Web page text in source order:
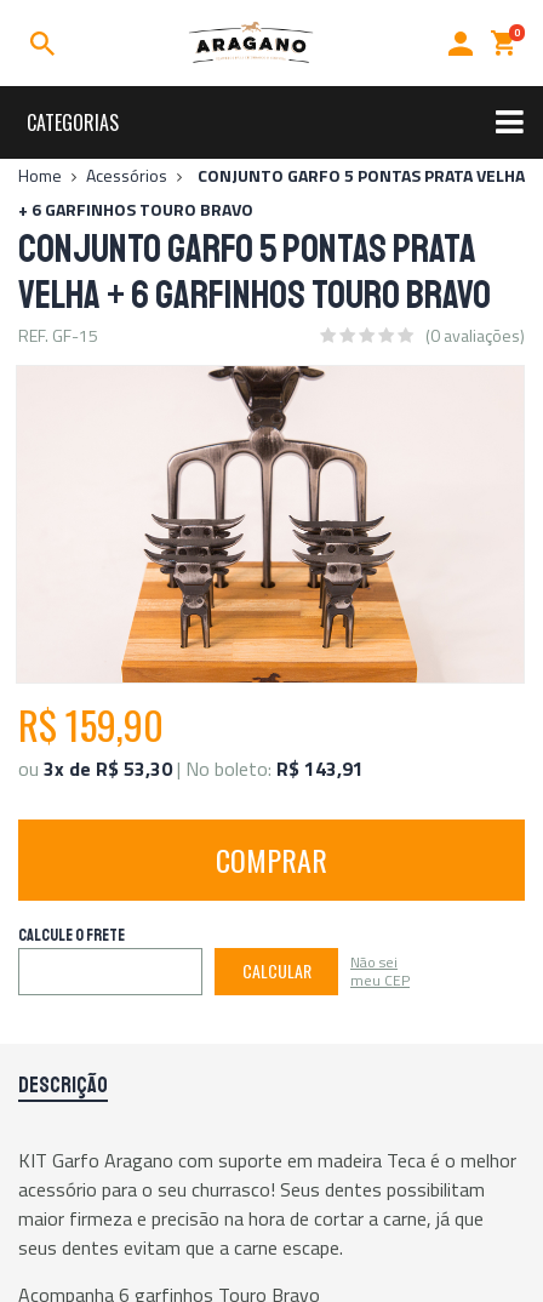
0
CATEGORIAS
Rally
Sal para Churrasco
Sal de Parilla Sal Grosso
Kits
Acessórios
Uso Diário
Home Acessórios
CONJUNTO GARFO 5 PONTAS PRATA VELHA
+ 6 GARFINHOS TOURO BRAVO
CONJUNTO GARFO 5 PONTAS PRATA
VELHA + 6 GARFINHOS TOURO BRAVO
REF. GF-15 (0 avaliações)
R$ 159,90
ou 3x de R$ 53,30| No boleto: R$ 143,91
COMPRAR
CALCULE O FRETE
CALCULAR Não sei
meu CEP
DESCRIÇÃO
KIT Garfo Aragano com suporte em madeira Teca é o melhor
acessório para o seu churrasco! Seus dentes possibilitam
maior firmeza e precisão na hora de cortar a carne, já que
seus dentes evitam que a carne escape.
Acompanha 6 garfinhos Touro Bravo